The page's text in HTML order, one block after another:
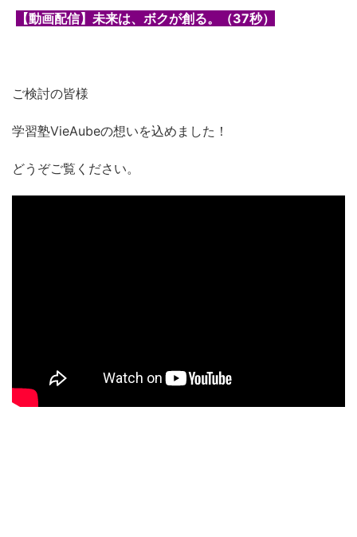
【動画配信】未来は、ボクが創る。（37秒）
ご検討の皆様
学習塾VieAubeの想いを込めました！
どうぞご覧ください。